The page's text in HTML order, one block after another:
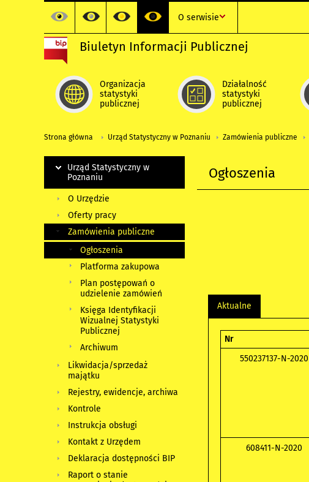
O serwisie
Biuletyn Informacji Publicznej
Organizacja
statystyki
publicznej
Działalność
statystyki
publicznej
Strona główna Urząd Statystyczny w Poznaniu Zamówienia publiczne
Ogłoszenia
Aktualne
Nr
550237137-N-2020
608411-N-2020
Urząd Statystyczny w
Poznaniu
O Urzędzie
Oferty pracy
Zamówienia publiczne
Ogłoszenia
Platforma zakupowa
Plan postępowań o
udzielenie zamówień
Księga Identyfikacji
Wizualnej Statystyki
Publicznej
Archiwum
Likwidacja/sprzedaż
majątku
Rejestry, ewidencje, archiwa
Kontrole
Instrukcja obsługi
Kontakt z Urzędem
Deklaracja dostępności BIP
Raport o stanie